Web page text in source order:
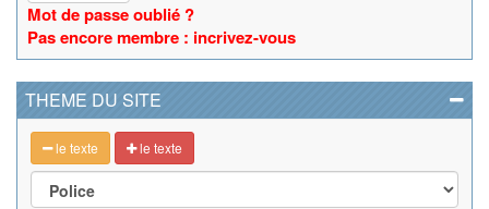
Mot de passe oublié ?
Pas encore membre : incrivez-vous
THEME DU SITE
le texte le texte